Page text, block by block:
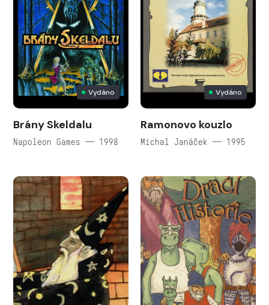
Vydáno
Brány Skeldalu
Napoleon Games — 1998
Vydáno
Ramonovo kouzlo
Michal Janáček — 1995